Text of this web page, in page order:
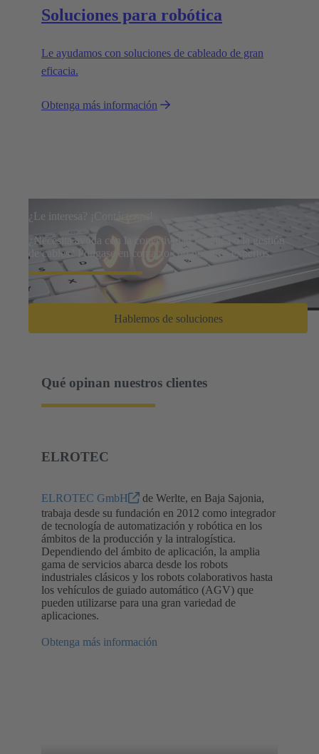
Soluciones para robótica
Le ayudamos con soluciones de cableado de gran
eficacia.
Obtenga más información
¿Le interesa? ¡Contáctenos!
¿Necesita ayuda con la conectividad robótica o la gestión
de cables? Póngase en contacto con nuestros expertos.
Hablemos de soluciones
Qué opinan nuestros clientes
ELROTEC
ELROTEC GmbH
de Werlte, en Baja Sajonia,
trabaja desde su fundación en 2012 como integrador
de tecnología de automatización y robótica en los
ámbitos de la producción y la intralogística.
Dependiendo del ámbito de aplicación, la amplia
gama de servicios abarca desde los robots
industriales clásicos y los robots colaborativos hasta
los vehículos de guiado automático (AGV) que
pueden utilizarse para una gran variedad de
aplicaciones.
Obtenga más información